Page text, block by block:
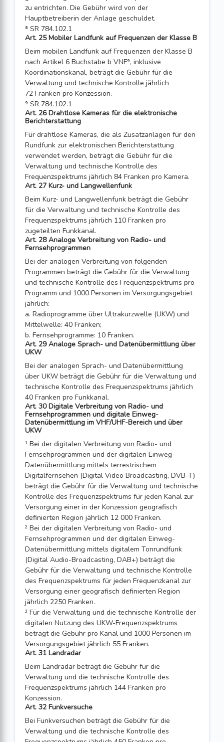
zu entrichten. Die Gebühr wird von der
Hauptbetreiberin der Anlage geschuldet.
⁸ SR 784.102.1
Art. 25 Mobiler Landfunk auf Frequenzen der Klasse B
Beim mobilen Landfunk auf Frequenzen der Klasse B
nach Artikel 6 Buchstabe b VNF⁹, inklusive
Koordinations­kanal, beträgt die Gebühr für die
Verwaltung und technische Kontrolle jährlich
72 Franken pro Konzession.
⁹ SR 784.102.1
Art. 26 Drahtlose Kameras für die elektronische
Berichterstattung
Für drahtlose Kameras, die als Zusatzanlagen für den
Rundfunk zur elektronischen Berichterstattung
verwendet werden, beträgt die Gebühr für die
Verwaltung und technische Kontrolle des
Frequenzspektrums jährlich 84 Franken pro Kamera.
Art. 27 Kurz- und Langwellenfunk
Beim Kurz- und Langwellenfunk beträgt die Gebühr
für die Verwaltung und techni­sche Kontrolle des
Frequenzspektrums jährlich 110 Franken pro
zugeteilten Funk­kanal.
Art. 28 Analoge Verbreitung von Radio- und
Fernsehprogrammen
Bei der analogen Verbreitung von folgenden
Programmen beträgt die Gebühr für die Verwaltung
und technische Kontrolle des Frequenzspektrums pro
Programm und 1000 Personen im Versorgungsgebiet
jährlich:
a. Radioprogramme über Ultrakurzwelle (UKW) und
Mittelwelle: 40 Franken;
b. Fernsehprogramme: 10 Franken.
Art. 29 Analoge Sprach- und Datenübermittlung über
UKW
Bei der analogen Sprach- und Datenübermittlung
über UKW beträgt die Gebühr für die Verwaltung und
technische Kontrolle des Frequenzspektrums jährlich
40 Fran­ken pro Funkkanal.
Art. 30 Digitale Verbreitung von Radio- und
Fernsehprogrammen und digitale Einweg-
Datenübermittlung im VHF/UHF-Bereich und über
UKW
¹ Bei der digitalen Verbreitung von Radio- und
Fernsehprogrammen und der digita­len Einweg-
Datenübermittlung mittels terrestrischem
Digitalfernsehen (Digital Video Broadcasting, DVB-T)
beträgt die Gebühr für die Verwaltung und technische
Kontrolle des Frequenzspektrums für jeden Kanal zur
Versorgung einer in der Konzession geografisch
definierten Region jährlich 12 000 Franken.
² Bei der digitalen Verbreitung von Radio- und
Fernsehprogrammen und der digita­len Einweg-
Datenübermittlung mittels digitalem Tonrundfunk
(Digital Audio-Broadcasting, DAB+) beträgt die
Gebühr für die Verwaltung und technische Kontrolle
des Frequenzspektrums für jeden Frequenz­kanal zur
Versorgung einer geografisch definierten Region
jährlich 2250 Fran­ken.
³ Für die Verwaltung und die technische Kontrolle der
digitalen Nutzung des UKW-Frequenzspektrums
beträgt die Gebühr pro Kanal und 1000 Personen im
Versorgungsgebiet jährlich 55 Franken.
Art. 31 Landradar
Beim Landradar beträgt die Gebühr für die
Verwaltung und die technische Kontrolle des
Frequenzspektrums jährlich 144 Franken pro
Konzession.
Art. 32 Funkversuche
Bei Funkversuchen beträgt die Gebühr für die
Verwaltung und die technische Kontrolle des